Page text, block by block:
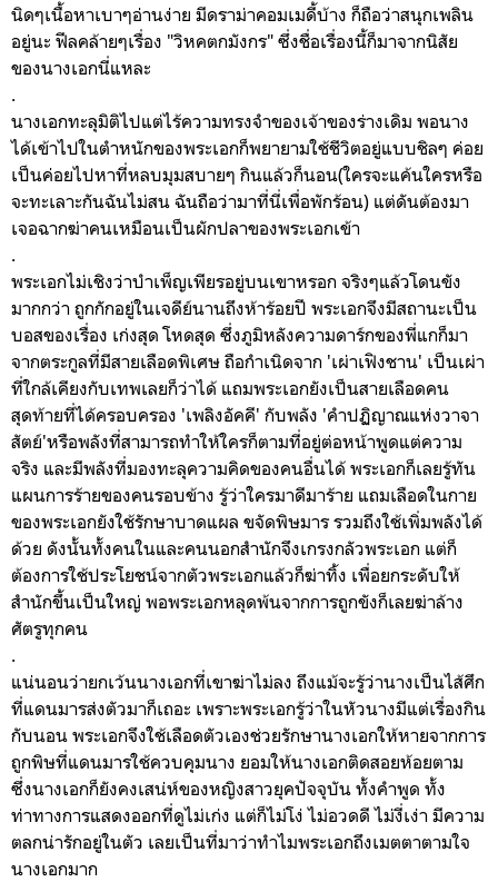
นิดๆเนื้อหาเบาๆอ่านง่าย มีดราม่าคอมเมดี้บ้าง ก็ถือว่าสนุกเพลิน
อยู่นะ ฟีลคล้ายๆเรื่อง "วิหคตกมังกร" ซึ่งชื่อเรื่องนี้ก็มาจากนิสัย
ของนางเอกนี่แหละ
.
นางเอกทะลุมิติไปแต่ไร้ความทรงจำของเจ้าของร่างเดิม พอนาง
ได้เข้าไปในตำหนักของพระเอกก็พยายามใช้ชีวิตอยู่แบบชิลๆ ค่อย
เป็นค่อยไปหาที่หลบมุมสบายๆ กินแล้วก็นอน(ใครจะแค้นใครหรือ
จะทะเลาะกันฉันไม่สน ฉันถือว่ามาที่นี่เพื่อพักร้อน) แต่ดันต้องมา
เจอฉากฆ่าคนเหมือนเป็นผักปลาของพระเอกเข้า
.
พระเอกไม่เชิงว่าบำเพ็ญเพียรอยู่บนเขาหรอก จริงๆแล้วโดนขัง
มากกว่า ถูกกักอยู่ในเจดีย์นานถึงห้าร้อยปี พระเอกจึงมีสถานะเป็น
บอสของเรื่อง เก่งสุด โหดสุด ซึ่งภูมิหลังความดาร์กของพี่แกก็มา
จากตระกูลที่มีสายเลือดพิเศษ ถือกำเนิดจาก 'เผ่าเฟิงชาน' เป็นเผ่า
ที่ใกล้เคียงกับเทพเลยก็ว่าได้ แถมพระเอกยังเป็นสายเลือดคน
สุดท้ายที่ได้ครอบครอง 'เพลิงอัคคี' กับพลัง 'คำปฏิญาณแห่งวาจา
สัตย์'หรือพลังที่สามารถทำให้ใครก็ตามที่อยู่ต่อหน้าพูดแต่ความ
จริง และมีพลังที่มองทะลุความคิดของคนอื่นได้ พระเอกก็เลยรู้ทัน
แผนการร้ายของคนรอบข้าง รู้ว่าใครมาดีมาร้าย แถมเลือดในกาย
ของพระเอกยังใช้รักษาบาดแผล ขจัดพิษมาร รวมถึงใช้เพิ่มพลังได้
ด้วย ดังนั้นทั้งคนในและคนนอกสำนักจึงเกรงกลัวพระเอก แต่ก็
ต้องการใช้ประโยชน์จากตัวพระเอกแล้วก็ฆ่าทิ้ง เพื่อยกระดับให้
สำนักขึ้นเป็นใหญ่ พอพระเอกหลุดพ้นจากการถูกขังก็เลยฆ่าล้าง
ศัตรูทุกคน
.
แน่นอนว่ายกเว้นนางเอกที่เขาฆ่าไม่ลง ถึงแม้จะรู้ว่านางเป็นไส้ศึก
ที่แดนมารส่งตัวมาก็เถอะ เพราะพระเอกรู้ว่าในหัวนางมีแต่เรื่องกิน
กับนอน พระเอกจึงใช้เลือดตัวเองช่วยรักษานางเอกให้หายจากการ
ถูกพิษที่แดนมารใช้ควบคุมนาง ยอมให้นางเอกติดสอยห้อยตาม
ซึ่งนางเอกก็ยังคงเสน่ห์ของหญิงสาวยุคปัจจุบัน ทั้งคำพูด ทั้ง
ท่าทางการแสดงออกที่ดูไม่เก่ง แต่ก็ไม่โง่ ไม่อวดดี ไม่งี่เง่า มีความ
ตลกน่ารักอยู่ในตัว เลยเป็นที่มาว่าทำไมพระเอกถึงเมตตาตามใจ
นางเอกมาก